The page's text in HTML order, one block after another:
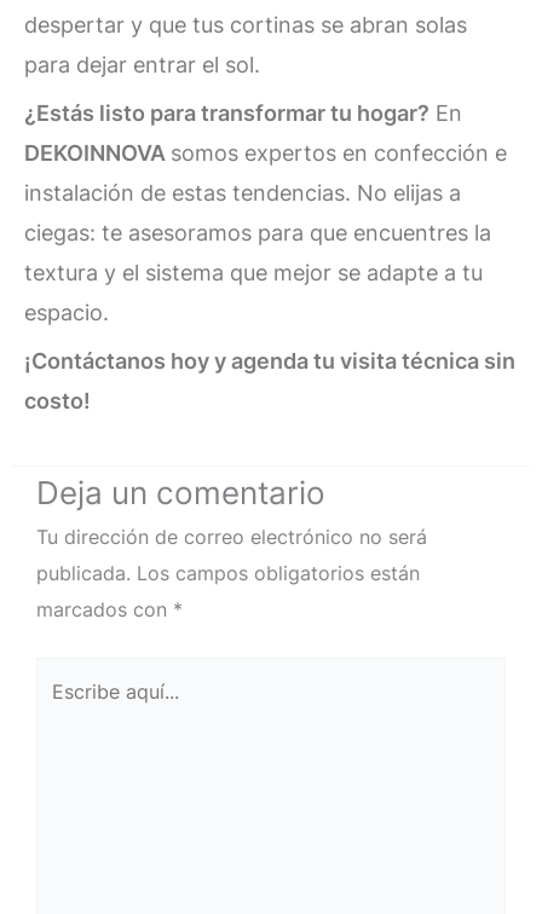
despertar y que tus cortinas se abran solas
para dejar entrar el sol.
¿Estás listo para transformar tu hogar? En
DEKOINNOVA somos expertos en confección e
instalación de estas tendencias. No elijas a
ciegas: te asesoramos para que encuentres la
textura y el sistema que mejor se adapte a tu
espacio.
¡Contáctanos hoy y agenda tu visita técnica sin
costo!
Deja un comentario
Tu dirección de correo electrónico no será
publicada. Los campos obligatorios están
marcados con *